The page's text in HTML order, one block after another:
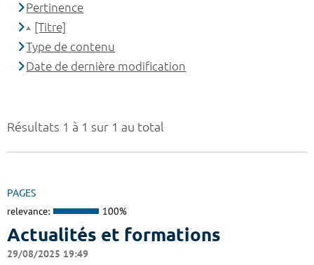
Résultats 1 à 1 sur 1 au total
PAGES
relevance: 100%
Actualités et formations
29/08/2025 19:49
Pertinence
[Titre]
Type de contenu
Date de dernière modification